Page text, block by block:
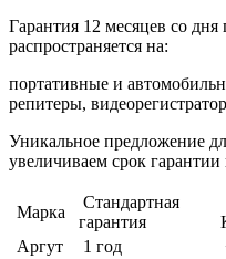
Гарантия 12 месяцев со
распространяется на:
портативные и
репитеры,
Уникальное предложение
увеличиваем срок
Марка
Стандартная
гарантия
Аргут
1 год